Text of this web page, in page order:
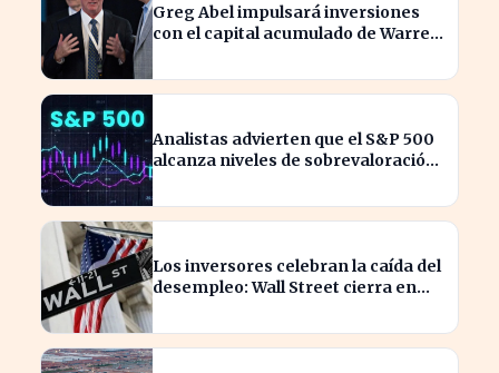
Greg Abel impulsará inversiones
con el capital acumulado de Warren
Analistas advierten que el S&P 500
alcanza niveles de sobrevaloración
Los inversores celebran la caída del
desempleo: Wall Street cierra en